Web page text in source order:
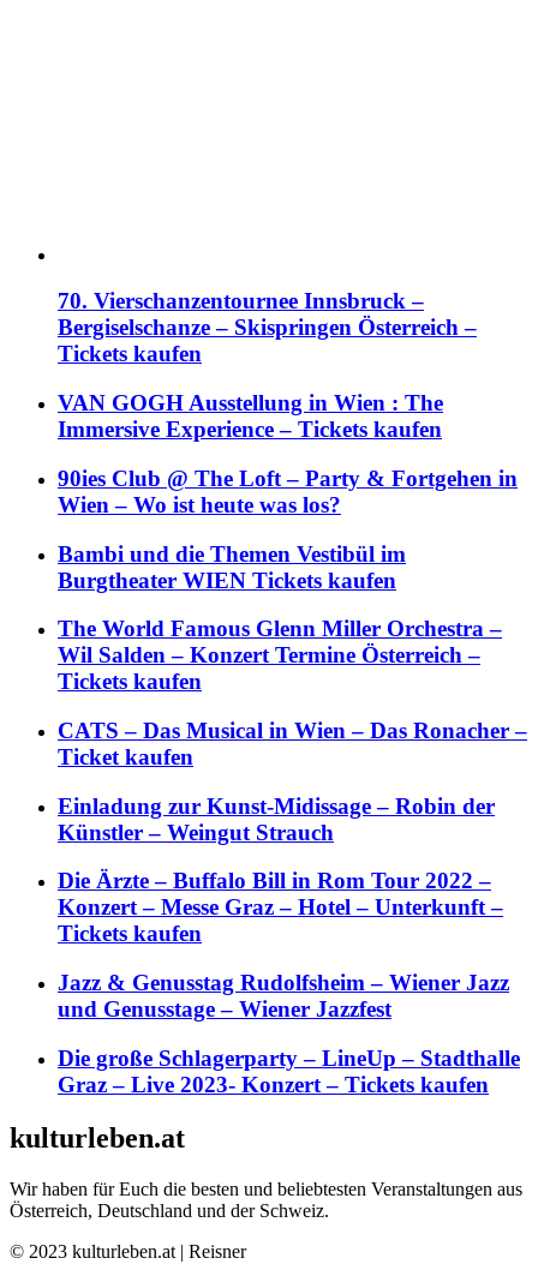
70. Vierschanzentournee Innsbruck –
Bergiselschanze – Skispringen Österreich –
Tickets kaufen
VAN GOGH Ausstellung in Wien : The
Immersive Experience – Tickets kaufen
90ies Club @ The Loft – Party & Fortgehen in
Wien – Wo ist heute was los?
Bambi und die Themen Vestibül im
Burgtheater WIEN Tickets kaufen
The World Famous Glenn Miller Orchestra –
Wil Salden – Konzert Termine Österreich –
Tickets kaufen
CATS – Das Musical in Wien – Das Ronacher –
Ticket kaufen
Einladung zur Kunst-Midissage – Robin der
Künstler – Weingut Strauch
Die Ärzte – Buffalo Bill in Rom Tour 2022 –
Konzert – Messe Graz – Hotel – Unterkunft –
Tickets kaufen
Jazz & Genusstag Rudolfsheim – Wiener Jazz
und Genusstage – Wiener Jazzfest
Die große Schlagerparty – LineUp – Stadthalle
Graz – Live 2023- Konzert – Tickets kaufen
kulturleben.at
Wir haben für Euch die besten und beliebtesten Veranstaltungen aus
Österreich, Deutschland und der Schweiz.
© 2023 kulturleben.at | Reisner